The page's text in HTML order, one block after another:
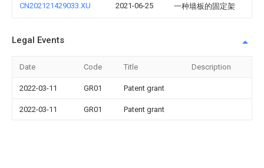
CN202121429033.XU 2021-06-25 一种墙板的固定架
Legal Events
Date Code Title Description
2022-03-11 GR01 Patent grant
2022-03-11 GR01 Patent grant